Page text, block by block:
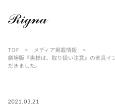
TOP > メディア掲載情報
>
劇場版『奥様は、取り扱い注意』の家具
だきました。
2021.03.21